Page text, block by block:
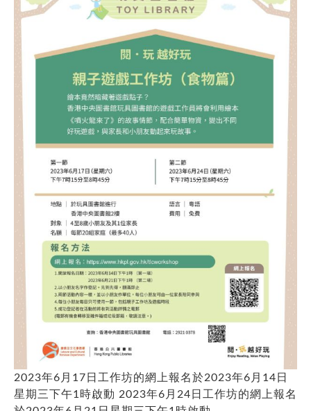
2023年6月17日工作坊的網上報名於2023年6月14日
星期三下午1時啟動 2023年6月24日工作坊的網上報名